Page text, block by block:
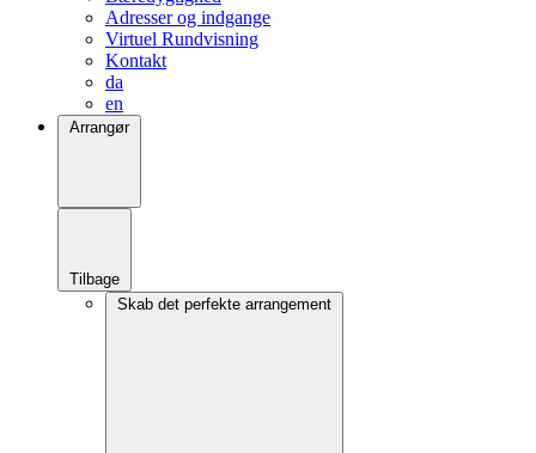
Adresser og indgange
Virtuel Rundvisning
Kontakt
da
en
Arrangør
Tilbage
Skab det perfekte arrangement